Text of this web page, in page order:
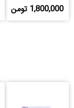
1,800,000 تومن